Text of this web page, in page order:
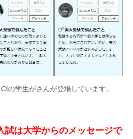
の学生がさんが登場しています。
試は大学からのメッセージで